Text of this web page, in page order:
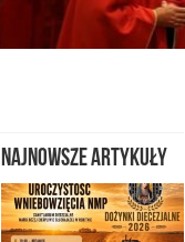
Najnowsze artykuły